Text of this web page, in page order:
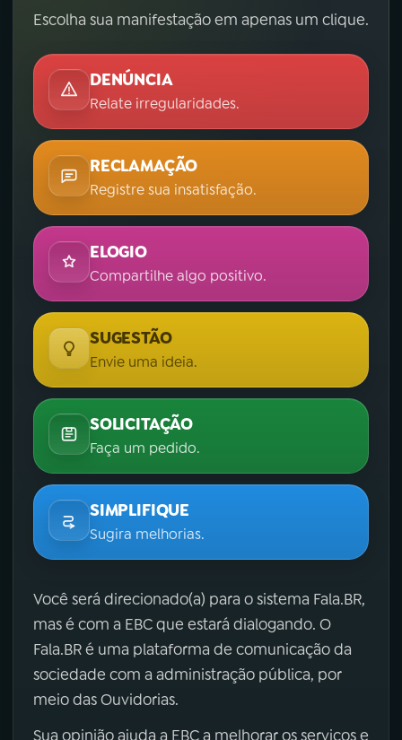
Escolha sua manifestação em apenas um clique.
DENÚNCIA
Relate irregularidades.
RECLAMAÇÃO
Registre sua insatisfação.
ELOGIO
Compartilhe algo positivo.
SUGESTÃO
Envie uma ideia.
SOLICITAÇÃO
Faça um pedido.
SIMPLIFIQUE
Sugira melhorias.
Você será direcionado(a) para o sistema Fala.BR,
mas é com a EBC que estará dialogando. O
Fala.BR é uma plataforma de comunicação da
sociedade com a administração pública, por
meio das Ouvidorias.
Sua opinião ajuda a EBC a melhorar os serviços e